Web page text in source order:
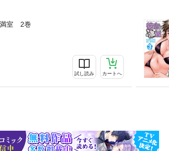
室 2巻
試し読み カートへ